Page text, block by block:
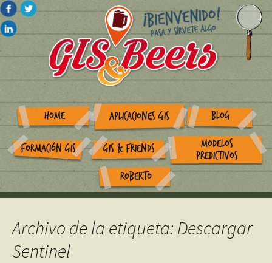
HOME APLICACIONES GIS BLOG
FORMACIÓN GIS GIS & FRIENDS
MODELOS
PREDICTIVOS
ROBERTO
Archivo de la etiqueta: Descargar
Sentinel